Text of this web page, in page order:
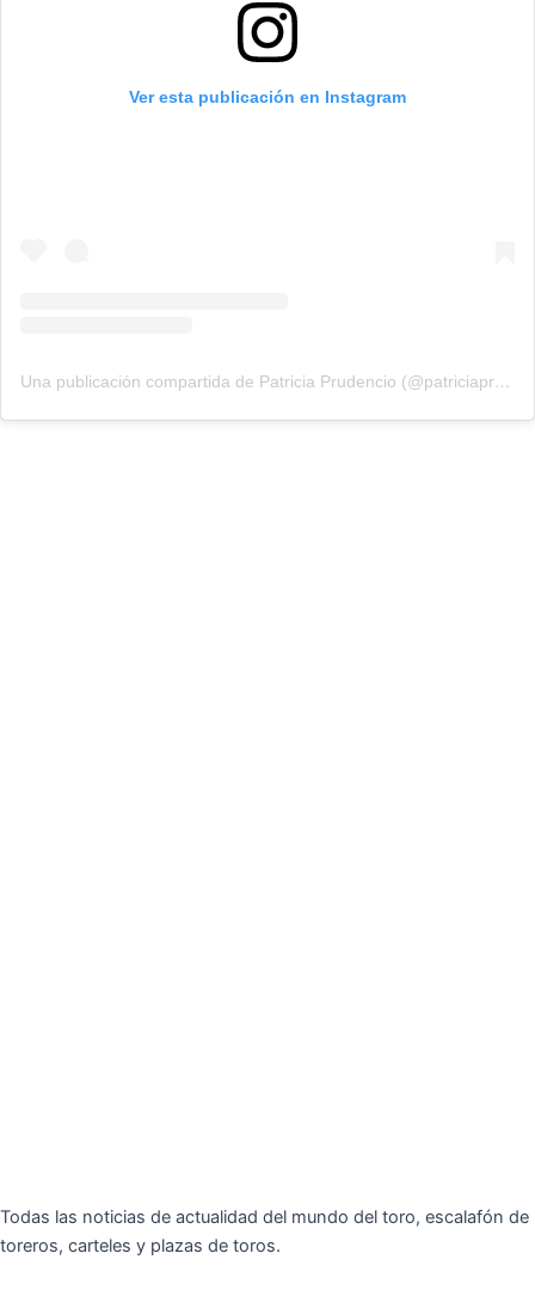
Ver esta publicación en Instagram
Una publicación compartida de Patricia Prudencio (@patriciaprudencio98)
Todas las noticias de actualidad del mundo del toro, escalafón de
toreros, carteles y plazas de toros.